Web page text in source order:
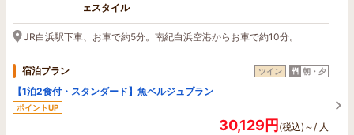
ェスタイル
JR白浜駅下車、お車で約5分。南紀白浜空港からお車で約10分。
宿泊プラン ツイン 朝・夕
【1泊2食付・スタンダード】魚ベルジュプラン
ポイントUP
30,129円(税込)～/ 人